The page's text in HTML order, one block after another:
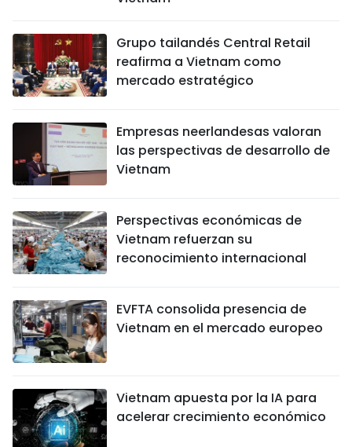
Grupo tailandés Central Retail
reafirma a Vietnam como
mercado estratégico
Empresas neerlandesas valoran
las perspectivas de desarrollo de
Vietnam
Perspectivas económicas de
Vietnam refuerzan su
reconocimiento internacional
EVFTA consolida presencia de
Vietnam en el mercado europeo
Vietnam apuesta por la IA para
acelerar crecimiento económico